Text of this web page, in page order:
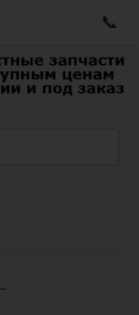
📞